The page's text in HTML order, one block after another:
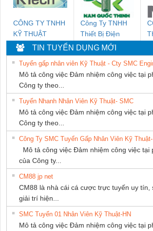
CÔNG TY TNHH
KỸ THUẬT
KTECH VIỆT
NAM
Công Ty TNHH
Thiết Bị Điện
Nam Quốc Thịnh
TIN TUYỂN DỤNG MỚI
Tuyển gấp nhân viên Kỹ Thuật - Cty SMC
Mô tả công việc Đảm nhiệm công việc tại
Công ty theo...
Tuyển Nhanh Nhân Viên Kỹ Thuật- SMC
Mô tả công việc Đảm nhiệm công việc tại
Công ty theo...
Công Ty SMC Tuyển Gấp Nhân Viên Kỹ
Mô tả công việc Đảm nhiệm công việc tại
của Công ty...
CM88 jp net
CM88 là nhà cái cá cược trực tuyến uy tín,
giải trí hiện...
SMC Tuyển 01 Nhân Viên Kỹ Thuật-HN
Mô tả công việc Đảm nhiệm công việc tại